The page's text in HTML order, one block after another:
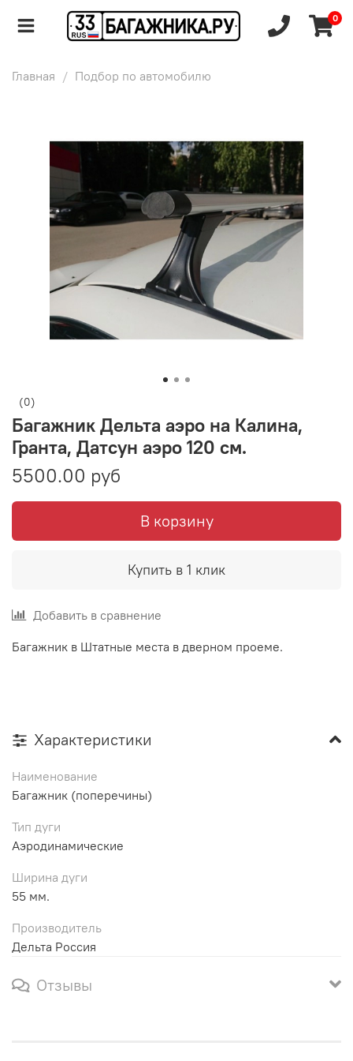
0
Главная Подбор по автомобилю
(0)
Багажник Дельта аэро на Калина,
Гранта, Датсун аэро 120 см.
5500.00 руб
В корзину
Купить в 1 клик
Добавить в сравнение
Багажник в Штатные места в дверном проеме.
Характеристики
Наименование
Багажник (поперечины)
Тип дуги
Аэродинамические
Ширина дуги
55 мм.
Производитель
Дельта Россия
Отзывы